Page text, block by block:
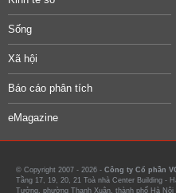
Sống
Xã hội
Báo cáo phân tích
eMagazine
© Copyright 2007 - 2026 - Công ty Cổ phần
Tầng 17, 19, 20, 21 Toà nhà Center Building -
Tưởng, phường Thanh Xuân, thành phố Hà Nội